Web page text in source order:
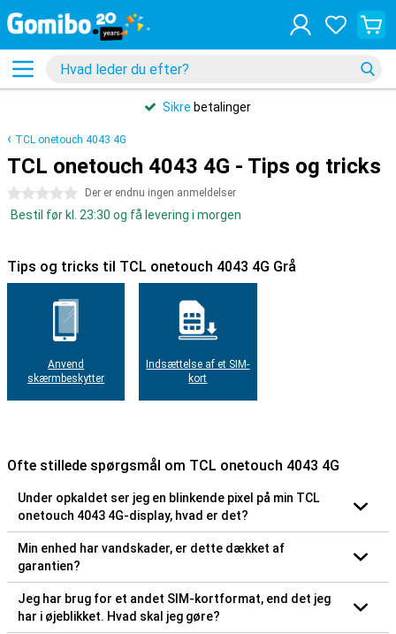
Sikre betalinger
TCL onetouch 4043 4G
TCL onetouch 4043 4G - Tips og tricks
0 stjerner Der er endnu ingen anmeldelser
Bestil før kl. 23:30 og få levering i morgen
Tips og tricks til TCL onetouch 4043 4G Grå
Anvend
skærmbeskytter
Indsættelse af et SIM-
kort
Ofte stillede spørgsmål om TCL onetouch 4043 4G
Under opkaldet ser jeg en blinkende pixel på min TCL
onetouch 4043 4G-display, hvad er det?
Min enhed har vandskader, er dette dækket af
garantien?
Jeg har brug for et andet SIM-kortformat, end det jeg
har i øjeblikket. Hvad skal jeg gøre?